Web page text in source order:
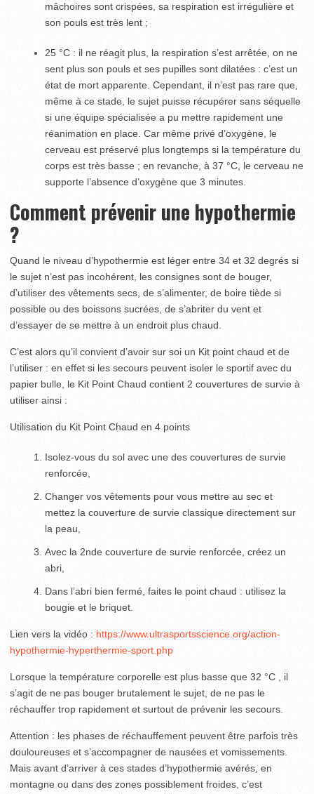
mâchoires sont crispées, sa respiration est irrégulière et
son pouls est très lent ;
25 °C : il ne réagit plus, la respiration s’est arrêtée, on ne
sent plus son pouls et ses pupilles sont dilatées : c’est un
état de mort apparente. Cependant, il n’est pas rare que,
même à ce stade, le sujet puisse récupérer sans séquelle
si une équipe spécialisée a pu mettre rapidement une
réanimation en place. Car même privé d’oxygène, le
cerveau est préservé plus longtemps si la température du
corps est très basse ; en revanche, à 37 °C, le cerveau ne
supporte l’absence d’oxygène que 3 minutes.
Comment prévenir une hypothermie
?
Quand le niveau d’hypothermie est léger entre 34 et 32 degrés si
le sujet n’est pas incohérent, les consignes sont de bouger,
d’utiliser des vêtements secs, de s’alimenter, de boire tiède si
possible ou des boissons sucrées, de s’abriter du vent et
d’essayer de se mettre à un endroit plus chaud.
C’est alors qu’il convient d’avoir sur soi un Kit point chaud et de
l’utiliser : en effet si les secours peuvent isoler le sportif avec du
papier bulle, le Kit Point Chaud contient 2 couvertures de survie à
utiliser ainsi :
Utilisation du Kit Point Chaud en 4 points
Isolez-vous du sol avec une des couvertures de survie
renforcée,
Changer vos vêtements pour vous mettre au sec et
mettez la couverture de survie classique directement sur
la peau,
Avec la 2nde couverture de survie renforcée, créez un
abri,
Dans l’abri bien fermé, faites le point chaud : utilisez la
bougie et le briquet.
Lien vers la vidéo : https://www.ultrasportsscience.org/action-
hypothermie-hyperthermie-sport.php
Lorsque la température corporelle est plus basse que 32 °C , il
s’agit de ne pas bouger brutalement le sujet, de ne pas le
réchauffer trop rapidement et surtout de prévenir les secours.
Attention : les phases de réchauffement peuvent être parfois très
douloureuses et s’accompagner de nausées et vomisse­ments.
Mais avant d’arriver à ces stades d’hypothermie avérés, en
montagne ou dans des zones possiblement froides, c’est